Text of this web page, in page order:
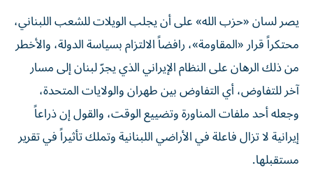
يصر لسان «حزب الله» على أن يجلب الويلات للشعب اللبناني،
محتكراً قرار «المقاومة»، رافضاً الالتزام بسياسة الدولة، والأخطر
من ذلك الرهان على النظام الإيراني الذي يجرّ لبنان إلى مسار
آخر للتفاوض، أي التفاوض بين طهران والولايات المتحدة،
وجعله أحد ملفات المناورة وتضييع الوقت، والقول إن ذراعاً
إيرانية لا تزال فاعلة في الأراضي اللبنانية وتملك تأثيراً في تقرير
مستقبلها.